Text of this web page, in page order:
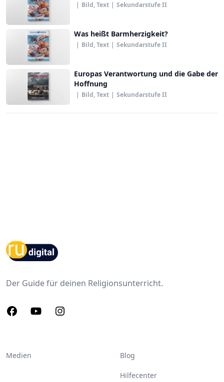
| Bild, Text | Sekundarstufe II
Was heißt Barmherzigkeit?
| Bild, Text | Sekundarstufe II
Europas Verantwortung und die Gabe der
Hoffnung
| Bild, Text | Sekundarstufe II
Footer
Der Guide für deinen Religionsunterricht.
FacebookYoutubeInstagram
Medien Blog
Hilfecenter